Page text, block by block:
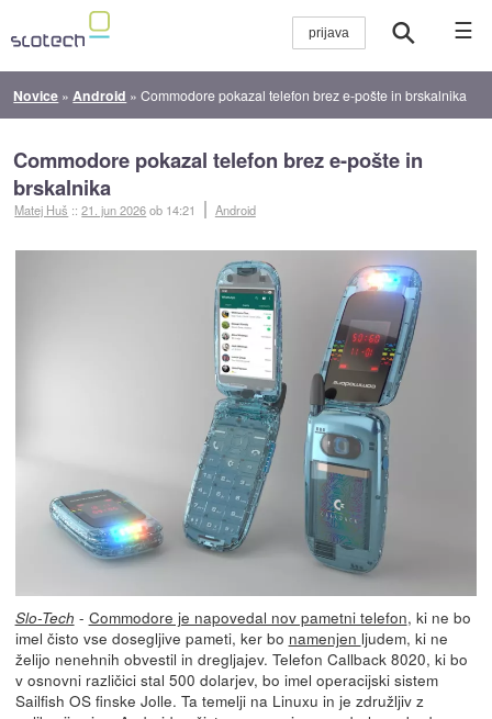
☰
Novice » Android »Commodore pokazal telefon brez e-pošte in brskalnika
Commodore pokazal telefon brez e-pošte in
brskalnika
Matej Huš ::21. jun 2026ob 14:21 Android
Slo-Tech - Commodore je napovedal nov pametni telefon, ki ne bo
imel čisto vse dosegljive pameti, ker bo namenjen ljudem, ki ne
želijo nenehnih obvestil in dregljajev. Telefon Callback 8020, ki bo
v osnovni različici stal 500 dolarjev, bo imel operacijski sistem
Sailfish OS finske Jolle. Ta temelji na Linuxu in je združljiv z